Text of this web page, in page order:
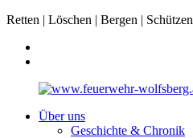
Retten | Löschen | Bergen | Schützen
Über uns
Geschichte & Chronik